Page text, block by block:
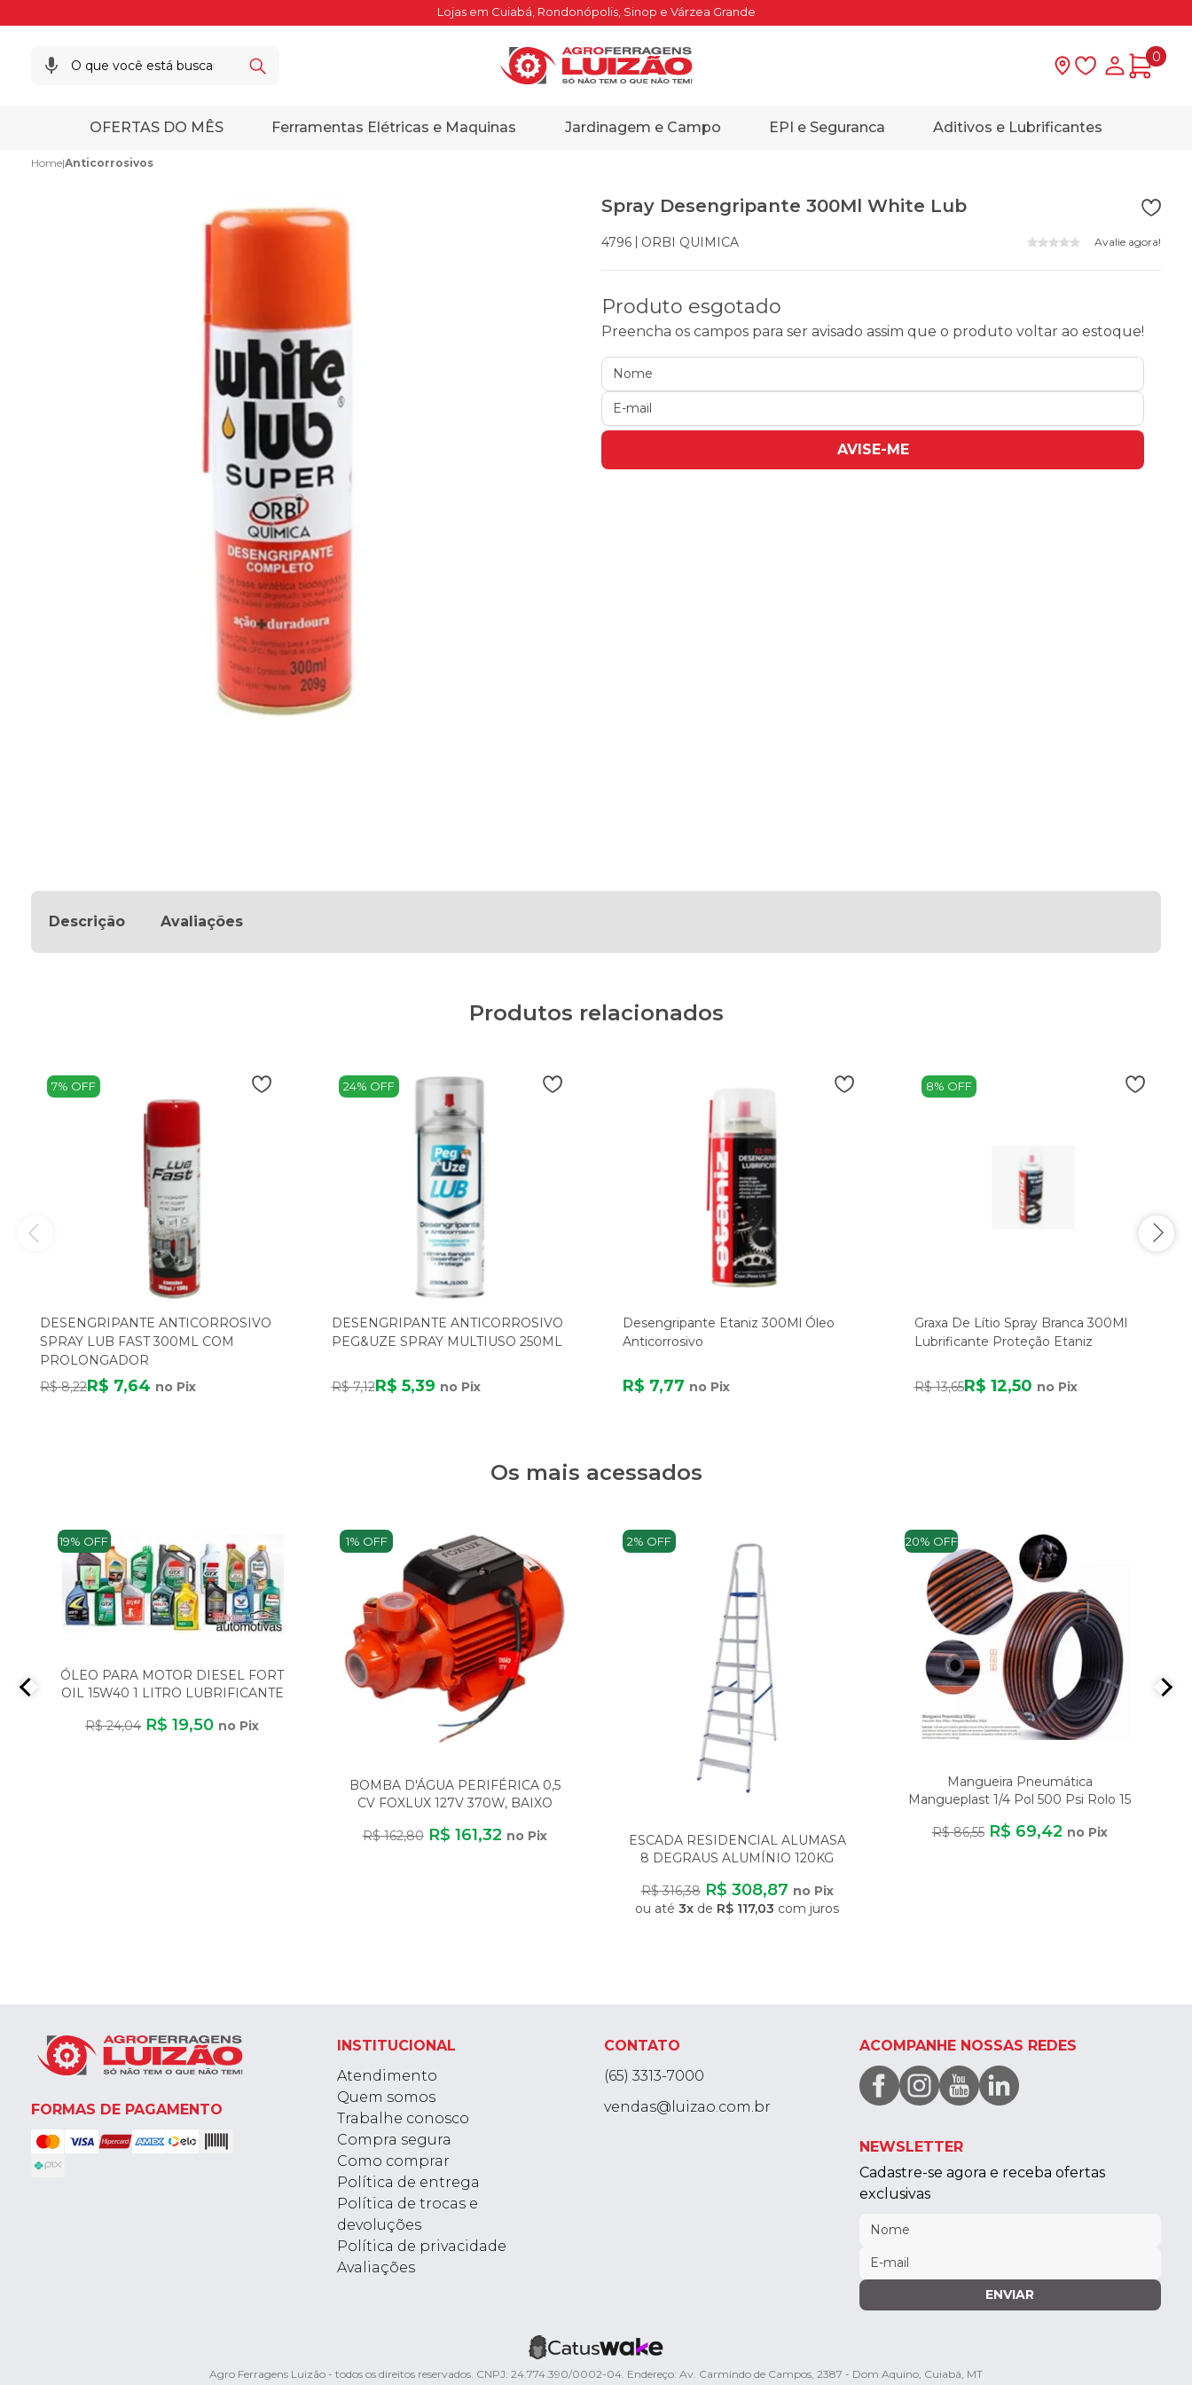
Lojas em Cuiabá, Rondonópolis, Sinop e Várzea Grande
Lista deMinha
0
OFERTAS DO MÊS Ferramentas Elétricas e Maquinas Jardinagem e Campo EPI e Seguranca Aditivos e Lubrificantes
Home|Anticorrosivos
Spray Desengripante 300Ml White Lub
4796 ORBI QUIMICA Avalie agora!
Produto esgotado
Preencha os campos para ser avisado assim que o produto voltar ao estoque!
AVISE-ME
Descrição Avaliações
Produtos relacionados
7% OFF
DESENGRIPANTE ANTICORROSIVO
SPRAY LUB FAST 300ML COM
PROLONGADOR
R$ 8,22R$ 7,64 no Pix
24% OFF
DESENGRIPANTE ANTICORROSIVO
PEG&UZE SPRAY MULTIUSO 250ML
R$ 7,12R$ 5,39 no Pix
Desengripante Etaniz 300Ml Óleo
Anticorrosivo
R$ 7,77 no Pix
8% OFF
Graxa De Lítio Spray Branca 300Ml
Lubrificante Proteção Etaniz
R$ 13,65R$ 12,50 no Pix
Os mais acessados
19% OFF
ÓLEO PARA MOTOR DIESEL FORT
OIL 15W40 1 LITRO LUBRIFICANTE
R$ 24,04 R$ 19,50 no Pix
1% OFF
BOMBA D'ÁGUA PERIFÉRICA 0,5
CV FOXLUX 127V 370W, BAIXO
R$ 162,80 R$ 161,32 no Pix
2% OFF
ESCADA RESIDENCIAL ALUMASA
8 DEGRAUS ALUMÍNIO 120KG
R$ 316,38 R$ 308,87 no Pix
ou até3x de R$ 117,03 com juros
20% OFF
Mangueira Pneumática
Mangueplast 1/4 Pol 500 Psi Rolo 15
R$ 86,55 R$ 69,42 no Pix
FORMAS DE PAGAMENTO
INSTITUCIONAL
Atendimento
Quem somos
Trabalhe conosco
Compra segura
Como comprar
Política de entrega
Política de trocas e
devoluções
Política de privacidade
Avaliações
CONTATO
(65) 3313-7000
vendas@luizao.com.br
ACOMPANHE NOSSAS REDES
NEWSLETTER
Cadastre-se agora e receba ofertas
exclusivas
ENVIAR
Agro Ferragens Luizão - todos os direitos reservados. CNPJ: 24.774.390/0002-04. Endereço: Av. Carmindo de Campos, 2387 - Dom Aquino, Cuiabá, MT